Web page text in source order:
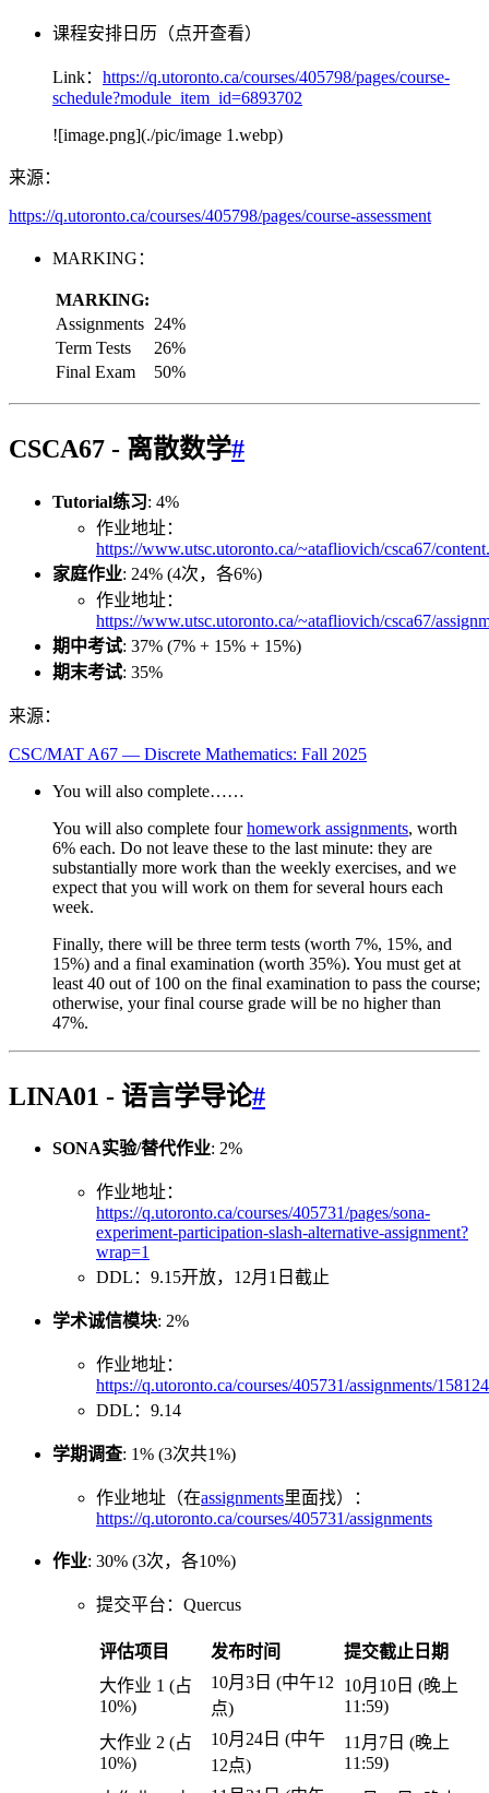
课程安排日历（点开查看）
Link： https://q.utoronto.ca/courses/405798/pages/course-
schedule?module_item_id=6893702
![image.png](./pic/image 1.webp)
来源：
https://q.utoronto.ca/courses/405798/pages/course-assessment
MARKING：
MARKING:
Assignments 24%
Term Tests
26%
Final Exam
50%
CSCA67 - 离散数学#
Tutorial练习: 4%
作业地址：
https://www.utsc.utoronto.ca/~atafliovich/csca67/
家庭作业: 24% (4次，各6%)
作业地址：
https://www.utsc.utoronto.ca/~atafliovich/csca67/
期中考试: 37% (7% + 15% + 15%)
期末考试: 35%
来源：
CSC/MAT A67 — Discrete Mathematics: Fall 2025
You will also complete……
You will also complete fourhomework assignments, worth
6% each. Do not leave these to the last minute: they are
substantially more work than the weekly exercises, and we
expect that you will work on them for several hours each
week.
Finally, there will be three term tests (worth 7%, 15%, and
15%) and a final examination (worth 35%). You must get at
least 40 out of 100 on the final examination to pass the course;
otherwise, your final course grade will be no higher than
47%.
LINA01 - 语言学导论#
SONA实验/替代作业: 2%
作业地址：
https://q.utoronto.ca/courses/405731/pages/sona-
experiment-participation-slash-alternative-assignment?
wrap=1
DDL：9.15开放，12月1日截止
学术诚信模块: 2%
作业地址：
https://q.utoronto.ca/courses/405731/assignments/
DDL：9.14
学期调查: 1% (3次共1%)
作业地址（在assignments里面找）：
https://q.utoronto.ca/courses/405731/assignments
作业: 30% (3次，各10%)
提交平台：Quercus
评估项目 发布时间
提交截止日期
大作业 1 (占
10%)
10月3日 (中午12
点)
10月10日 (晚上
11:59)
大作业 2 (占
10%)
10月24日 (中午
12点)
11月7日 (晚上
11:59)